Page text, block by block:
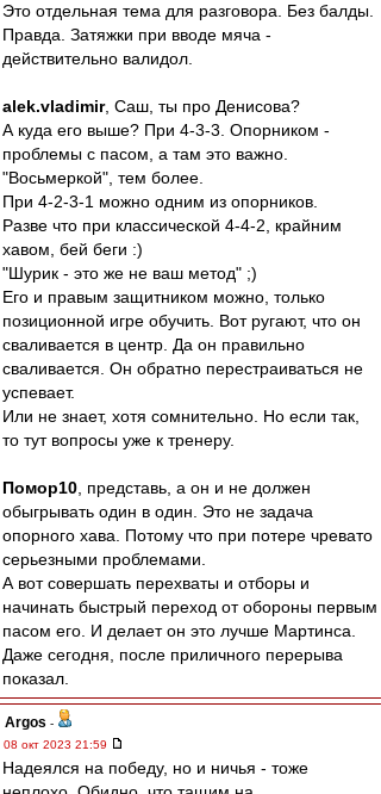
Это отдельная тема для разговора. Без балды.
Правда. Затяжки при вводе мяча -
действительно валидол.
alek.vladimir, Саш, ты про Денисова?
А куда его выше? При 4-3-3. Опорником -
проблемы с пасом, а там это важно.
"Восьмеркой", тем более.
При 4-2-3-1 можно одним из опорников.
Разве что при классической 4-4-2, крайним
хавом, бей беги :)
"Шурик - это же не ваш метод" ;)
Его и правым защитником можно, только
позиционной игре обучить. Вот ругают, что он
сваливается в центр. Да он правильно
сваливается. Он обратно перестраиваться не
успевает.
Или не знает, хотя сомнительно. Но если так,
то тут вопросы уже к тренеру.
Помор10 , представь, а он и не должен
обыгрывать один в один. Это не задача
опорного хава. Потому что при потере чревато
серьезными проблемами.
А вот совершать перехваты и отборы и
начинать быстрый переход от обороны первым
пасом его. И делает он это лучше Мартинса.
Даже сегодня, после приличного перерыва
показал.
Argos -
08 окт 2023 21:59
Надеялся на победу, но и ничья - тоже